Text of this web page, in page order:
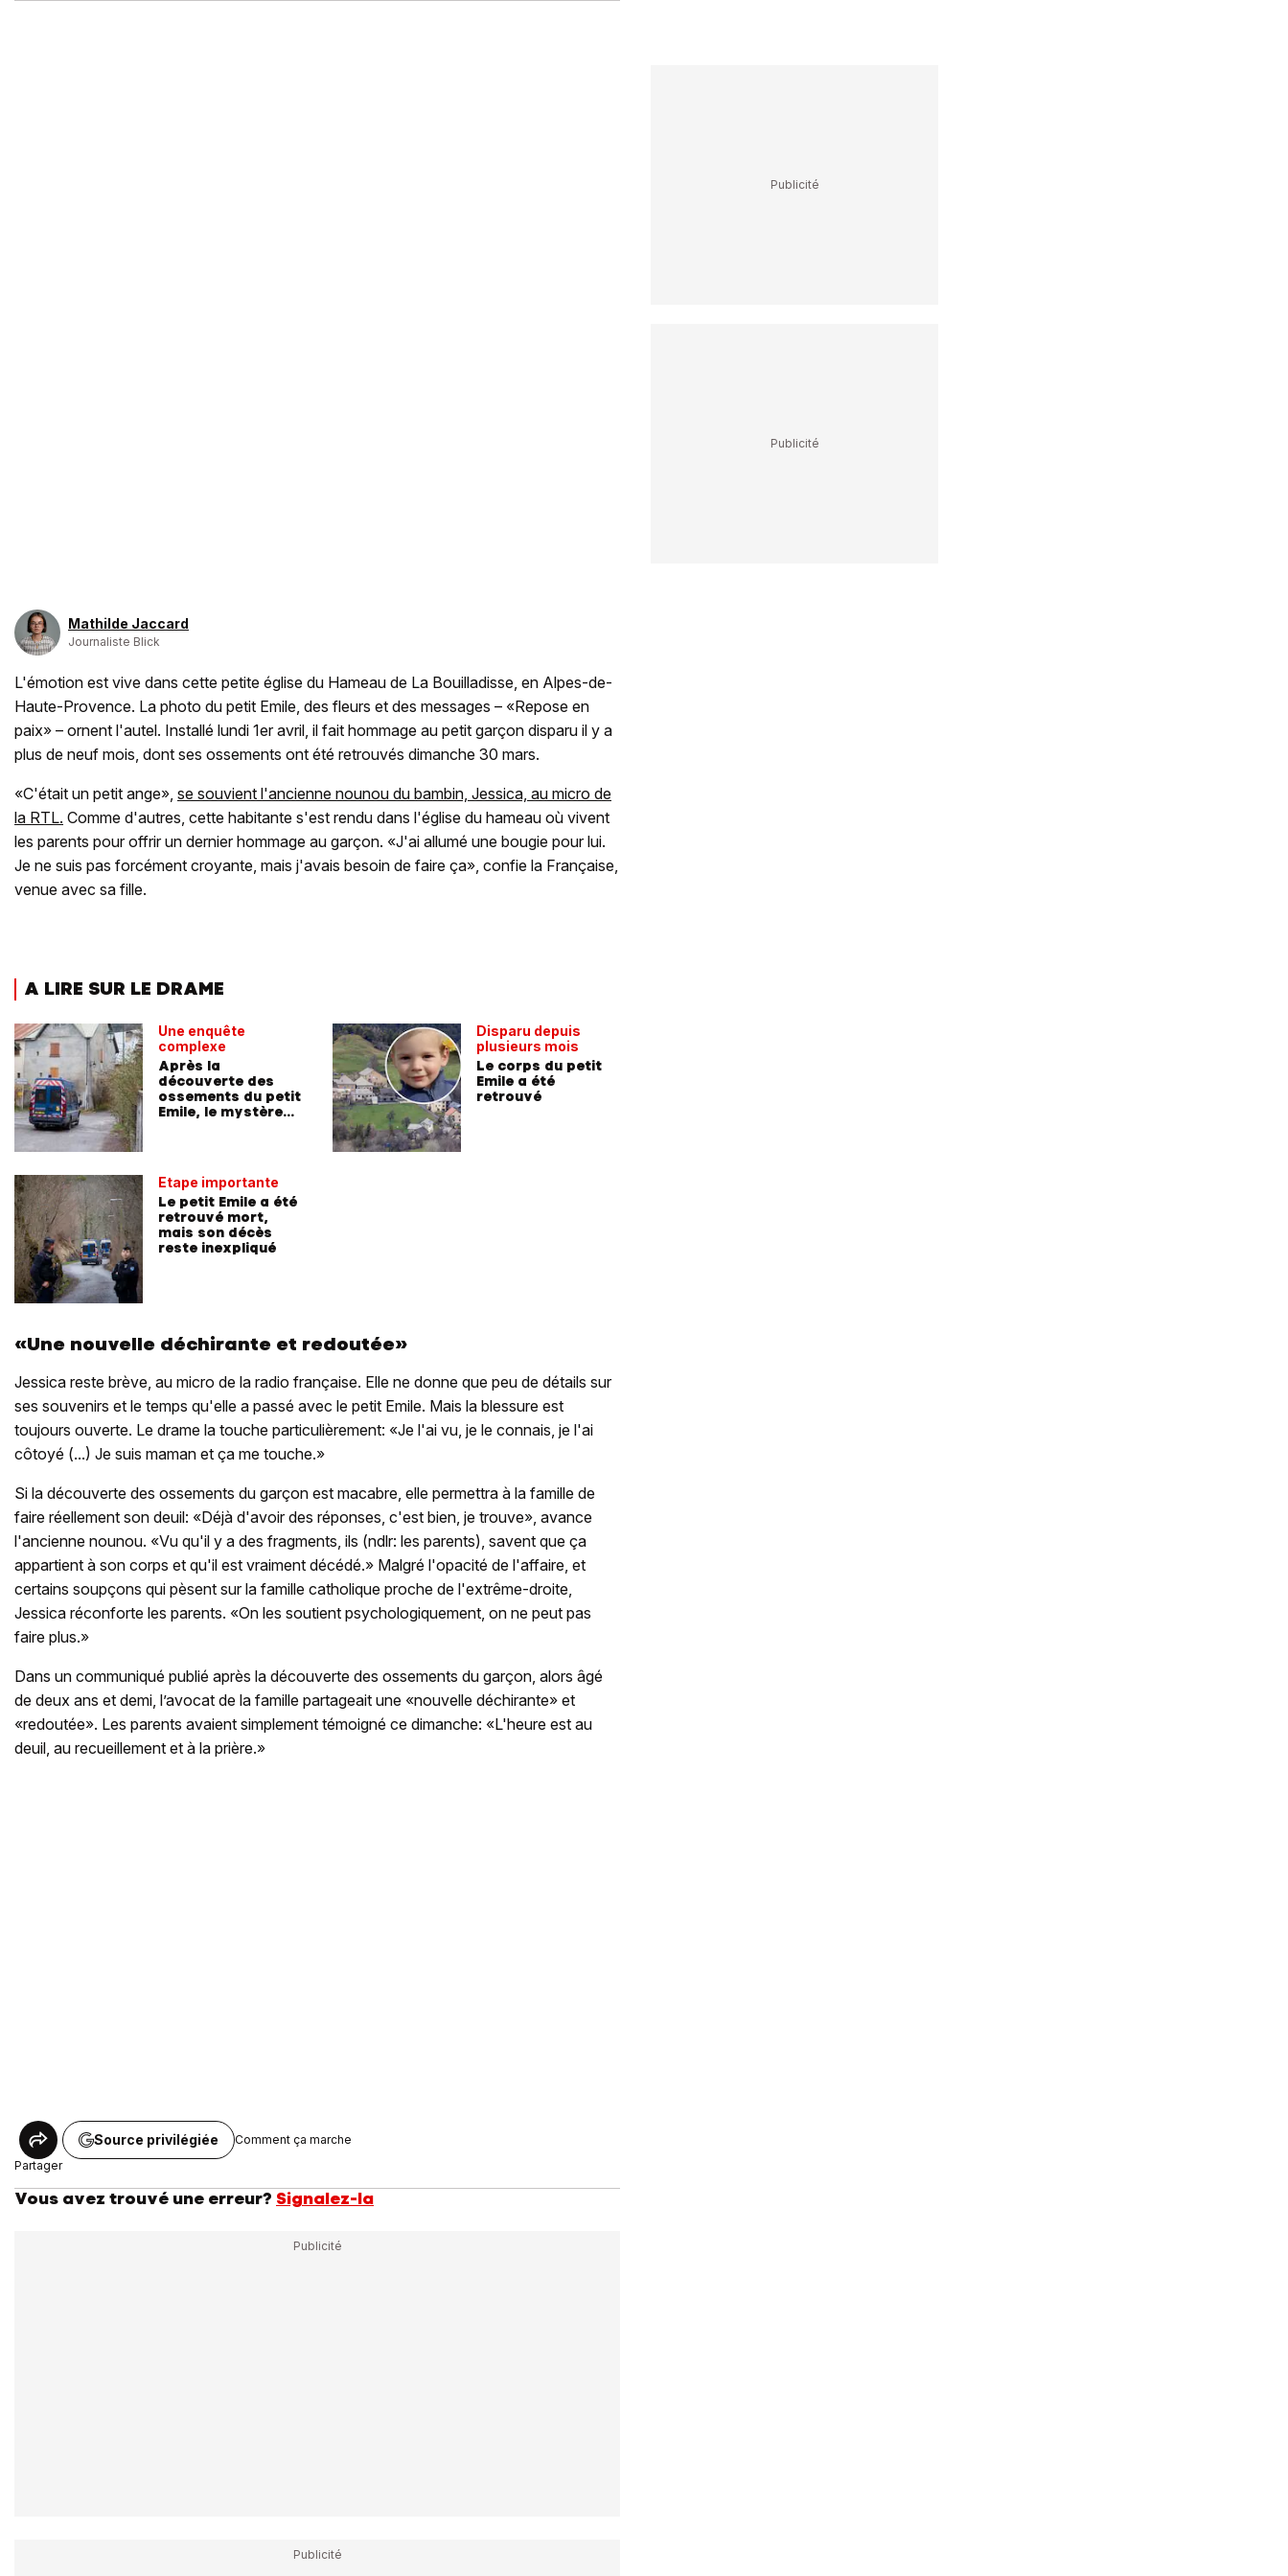
Mathilde Jaccard
Journaliste Blick
L'émotion est vive dans cette petite église du Hameau de La Bouilladisse, en Alpes-de-
Haute-Provence. La photo du petit Emile, des fleurs et des messages – «Repose en
paix» – ornent l'autel. Installé lundi 1er avril, il fait hommage au petit garçon disparu il y a
plus de neuf mois, dont ses ossements ont été retrouvés dimanche 30 mars.
«C'était un petit ange», se souvient l'ancienne nounou du bambin, Jessica, au micro de
la RTL. Comme d'autres, cette habitante s'est rendu dans l'église du hameau où vivent
les parents pour offrir un dernier hommage au garçon. «J'ai allumé une bougie pour lui.
Je ne suis pas forcément croyante, mais j'avais besoin de faire ça», confie la Française,
venue avec sa fille.
A LIRE SUR LE DRAME
Une enquête
complexe
Après la
découverte des
ossements du petit
Emile, le mystère
Etape importante
Le petit Emile a été
retrouvé mort,
mais son décès
reste inexpliqué
Disparu depuis
plusieurs mois
Le corps du petit
Emile a été
retrouvé
«Une nouvelle déchirante et redoutée»
Jessica reste brève, au micro de la radio française. Elle ne donne que peu de détails sur
ses souvenirs et le temps qu'elle a passé avec le petit Emile. Mais la blessure est
toujours ouverte. Le drame la touche particulièrement: «Je l'ai vu, je le connais, je l'ai
côtoyé (...) Je suis maman et ça me touche.»
Si la découverte des ossements du garçon est macabre, elle permettra à la famille de
faire réellement son deuil: «Déjà d'avoir des réponses, c'est bien, je trouve», avance
l'ancienne nounou. «Vu qu'il y a des fragments, ils (ndlr: les parents), savent que ça
appartient à son corps et qu'il est vraiment décédé.» Malgré l'opacité de l'affaire, et
certains soupçons qui pèsent sur la famille catholique proche de l'extrême-droite,
Jessica réconforte les parents. «On les soutient psychologiquement, on ne peut pas
faire plus.»
Dans un communiqué publié après la découverte des ossements du garçon, alors âgé
de deux ans et demi, l’avocat de la famille partageait une «nouvelle déchirante» et
«redoutée». Les parents avaient simplement témoigné ce dimanche: «L'heure est au
deuil, au recueillement et à la prière.»
Partager
Source privilégiée Comment ça marche
Vous avez trouvé une erreur? Signalez-la